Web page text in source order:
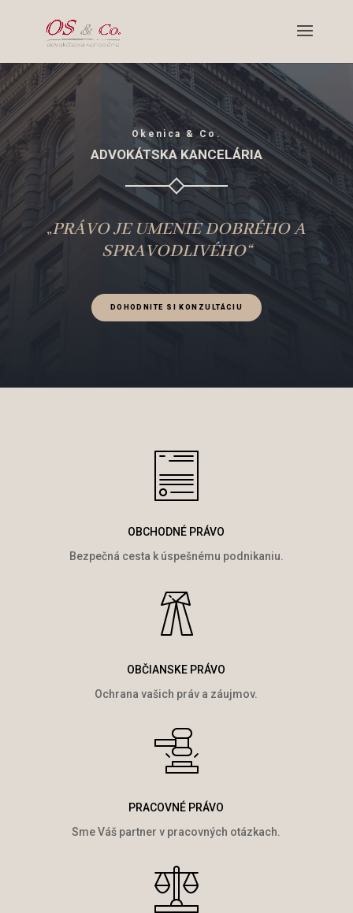
Okenica & Co.
ADVOKÁTSKA KANCELÁRIA
„PRÁVO JE UMENIE DOBRÉHO A
SPRAVODLIVÉHO“
DOHODNITE SI KONZULTÁCIU
OBCHODNÉ PRÁVO
Bezpečná cesta k úspešnému podnikaniu.
OBČIANSKE PRÁVO
Ochrana vašich práv a záujmov.
PRACOVNÉ PRÁVO
Sme Váš partner v pracovných otázkach.